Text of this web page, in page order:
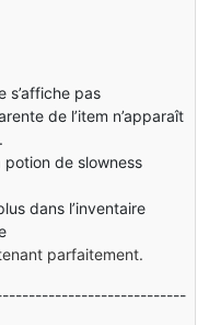
s’affiche pas
de l’item n’apparaît
de slowness
dans l’inventaire
parfaitement.